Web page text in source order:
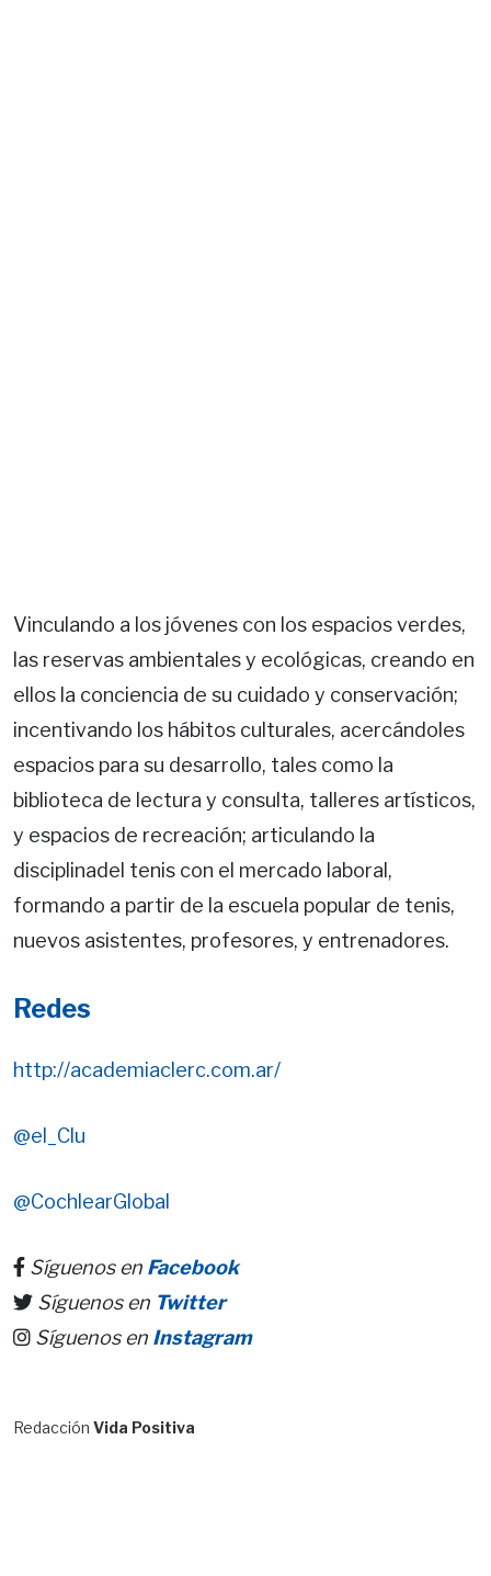
Vinculando a los jóvenes con los espacios verdes,
las reservas ambientales y ecológicas, creando en
ellos la conciencia de su cuidado y conservación;
incentivando los hábitos culturales, acercándoles
espacios para su desarrollo, tales como la
biblioteca de lectura y consulta, talleres artísticos,
y espacios de recreación; articulando la
disciplinadel tenis con el mercado laboral,
formando a partir de la escuela popular de tenis,
nuevos asistentes, profesores, y entrenadores.
Redes
http://academiaclerc.com.ar/
@el_Clu
@CochlearGlobal
Síguenos en Facebook
Síguenos en Twitter
Síguenos en Instagram
Redacción Vida Positiva